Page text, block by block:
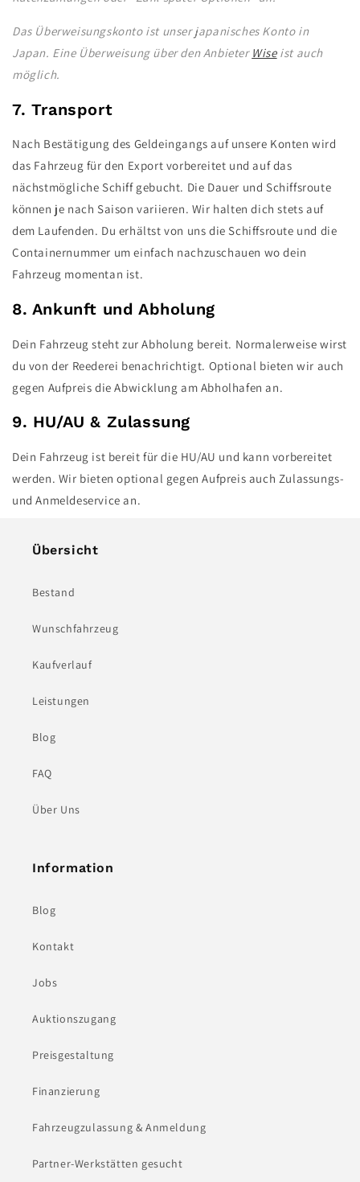
Das Überweisungskonto ist unser japanisches Konto in
Japan. Eine Überweisung über den Anbieter Wiseist auch
möglich.
7. Transport
Nach Bestätigung des Geldeingangs auf unsere Konten wird
das Fahrzeug für den Export vorbereitet und auf das
nächstmögliche Schiff gebucht. Die Dauer und Schiffsroute
können je nach Saison variieren. Wir halten dich stets auf
dem Laufenden. Du erhältst von uns die Schiffsroute und die
Containernummer um einfach nachzuschauen wo dein
Fahrzeug momentan ist.
8. Ankunft und Abholung
Dein Fahrzeug steht zur Abholung bereit. Normalerweise wirst
du von der Reederei benachrichtigt. Optional bieten wir auch
gegen Aufpreis die Abwicklung am Abholhafen an.
9. HU/AU & Zulassung
Dein Fahrzeug ist bereit für die HU/AU und kann vorbereitet
werden. Wir bieten optional gegen Aufpreis auch Zulassungs-
und Anmeldeservice an.
Übersicht
Bestand
Wunschfahrzeug
Kaufverlauf
Leistungen
Blog
FAQ
Über Uns
Information
Blog
Kontakt
Jobs
Auktionszugang
Preisgestaltung
Finanzierung
Fahrzeugzulassung & Anmeldung
Partner-Werkstätten gesucht